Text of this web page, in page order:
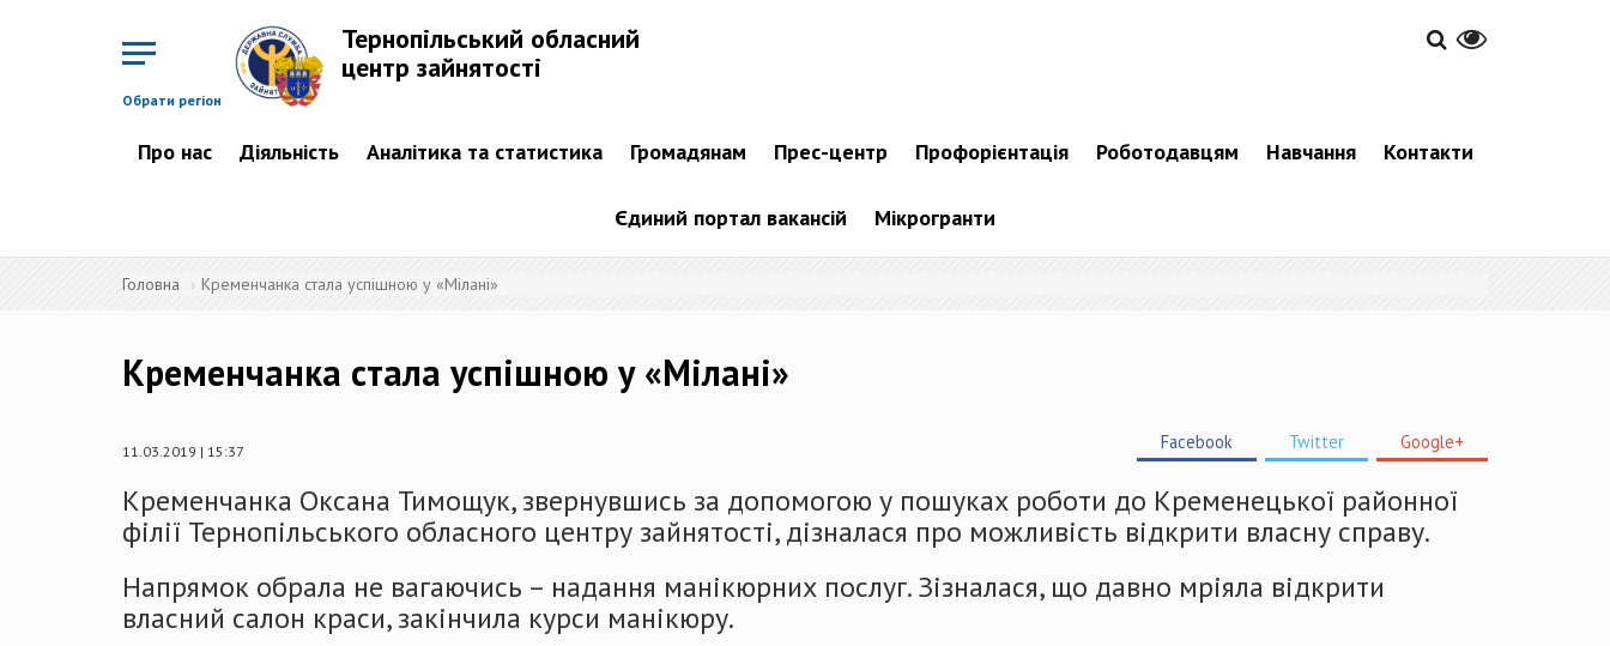
Обрати регіон
Тернопільський обласний
центр зайнятості
Про нас Діяльність Аналітика та статистика Громадянам Прес-центр Профорієнтація Роботодавцям Навчання Контакти
Єдиний портал вакансій Мікрогранти
Головна Кременчанка стала успішною у «Мілані»
Кременчанка стала успішною у «Мілані»
11.03.2019 | 15:37 Facebook Twitter Google+
Кременчанка Оксана Тимощук, звернувшись за допомогою у пошуках роботи до Кременецької районної
філії Тернопільського обласного центру зайнятості, дізналася про можливість відкрити власну справу.
Напрямок обрала не вагаючись – надання манікюрних послуг. Зізналася, що давно мріяла відкрити
власний салон краси, закінчила курси манікюру.